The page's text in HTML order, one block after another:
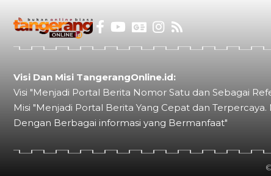
Visi Dan Misi TangerangOnline.id:
Visi "Menjadi Portal Berita Nomor Satu dan Sebagai
Misi "Menjadi Portal Berita Yang Cepat dan
Dengan Berbagai informasi yang Bermanfaat"